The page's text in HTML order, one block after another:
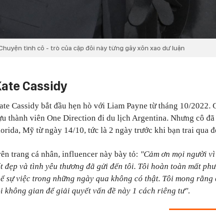
tình cô - trò của cặp đôi này từng gây xôn xao dư luận
Cassidy
Cassidy bắt đầu hẹn hò với Liam Payne từ tháng 10/2022.
thành viên One Direction đi du lịch Argentina. Nhưng cô
Mỹ từ ngày 14/10, tức là 2 ngày trước khi bạn trai qua
trang cá nhân, influencer này bày tỏ: "Cảm ơn mọi người
đẹp và tình yêu thương đã gửi đến tôi. Tôi hoàn toàn mất
sự việc trong những ngày qua không có thật. Tôi mong rằng
không gian để giải quyết vấn đề này 1 cách riêng tư".